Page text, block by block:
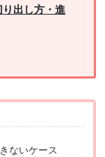
出し方・進
ないケース